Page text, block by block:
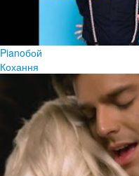
Pianoбой
Кохання